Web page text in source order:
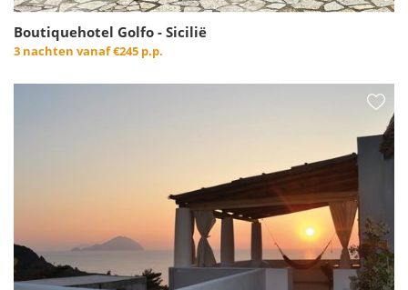
Boutiquehotel Golfo - Sicilië
3 nachten vanaf€245 p.p.